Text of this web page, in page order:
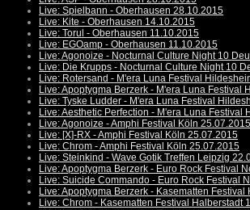
Live: Spielbann - Oberhausen 28.10.2015
Live: Kite - Oberhausen 14.10.2015
Live: Torul - Oberhausen 11.10.2015
Live: EGOamp - Oberhausen 11.10.2015
Live: Agonoize - Nocturnal Culture Night 10
Live: Die Krupps - Nocturnal Culture Night 10
Live: Rotersand - M'era Luna Festival
Live: Apoptygma Berzerk - M'era Luna Festival
Live: Tyske Ludder - M'era Luna Festival
Live: Aesthetic Perfection - M'era Luna Festival
Live: Agonoize - Amphi Festival Köln 25.07.2015
Live: [X]-RX - Amphi Festival Köln 25.07.2015
Live: Chrom - Amphi Festival Köln 25.07.2015
Live: Steinkind - Wave Gotik Treffen Leipzig
Live: Apoptygma Berzerk - Euro Rock Festival
Live: Suicide Commando - Euro Rock Festival
Live: Apoptygma Berzerk - Kasematten
Live: Chrom - Kasematten Festival Halberstadt